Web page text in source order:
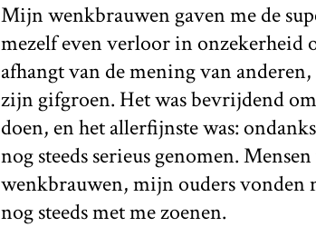
Mijn wenkbrauwen gaven me de
mezelf even verloor in onzekerheid
afhangt van de mening van
zijn gifgroen. Het was bevrijdend
doen, en het allerfijnste was:
nog steeds serieus genomen.
wenkbrauwen, mijn ouders vonden
nog steeds met me zoenen.